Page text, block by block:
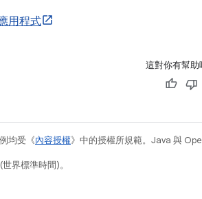
用程式
這對你有幫助
均受《內容授權》中的授權所規範。Java 與
界標準時間)。